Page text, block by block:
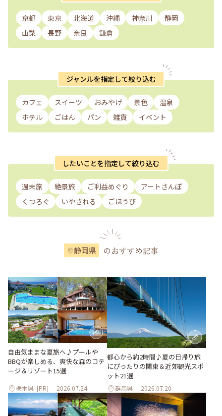
京都 東京 北海道 沖縄 神奈川
静岡
山梨
長野 奈良 鎌倉
ジャンルを指定して絞り込む
カフェ スイーツ おみやげ 景色
温泉
ホテル
ごはん パン 雑貨 イベント
したいことを指定して絞り込む
週末旅 絶景旅 ご利益めぐり
アートさんぽ
くつろぐ
いやされる ごほうび
静岡県 のおすすめ記事
自由気ままな夏旅へ♪プールや
BBQが楽しめる、爽快な森のコテ
ージ＆リゾート15選
栃木県 [PR] 2026.07.24
都心から約2時間♪夏の日帰り旅
にぴったりの関東＆近郊観光スポ
ット21選
群馬県 2026.07.20